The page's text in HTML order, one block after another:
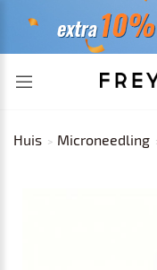
Huis Microneedling